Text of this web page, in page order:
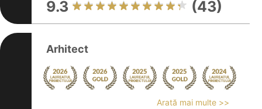
9.3 (43)
Arhitect
Arată mai multe >>